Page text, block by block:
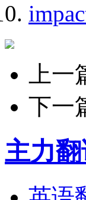
上一
下一
主力